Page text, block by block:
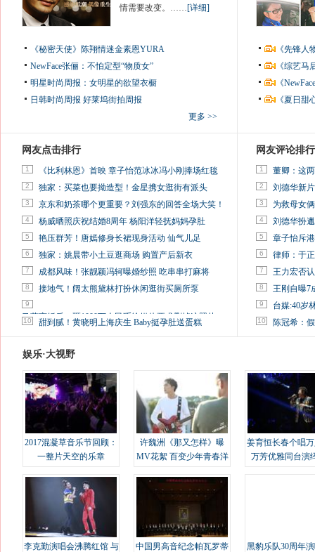
情需要改变。……[详细]
《秘密天使》陈翔情迷金素恩YURA
NewFace张俪：不怕定型“物质女”
明星时尚周报：女明星的欲望衣橱
日韩时尚周报 好莱坞街拍周报
更多 >>
《先锋
《综艺
《
《夏日
网友点击排行
1 《比利林恩》首映 章子怡范冰冰冯小刚捧场红毯
2 独家：买菜也要拗造型！金星携女逛街有派头
3 京东和奶茶哪个更重要？刘强东的回答全场大笑！
4 杨威晒照庆祝结婚8周年 杨阳洋轻抚妈妈孕肚
5 艳压群芳！唐嫣修身长裙现身活动 仙气儿足
6 独家：姚晨带小土豆逛商场 购置产后新衣
7 成都风味！张靓颖冯轲曝婚纱照 吃串串打麻将
8 接地气！阔太熊黛林打扮休闲逛街买厕所泵
9
马蓉离婚后，砸1000万人民币给媒体要求删掉这照片
10 甜到腻！黄晓明上海庆生 Baby挺孕肚送蛋糕
网友评论排行
1 董卿：这
2 刘德华新
3 为救母女
4 刘德华扮
5 章子怡斥
6 律师：于
7 王力宏否
8 王刚自曝7
9 台媒:40岁
10 陈冠希：
娱乐·大视野
2017混凝草音乐节回顾：
一整片天空的乐章
许魏洲《那又怎样》曝
MV花絮 百变少年青春洋
姜育恒长春个唱
万芳优雅同台演
李克勤演唱会沸腾红馆 与
中国男高音纪念帕瓦罗蒂
黑豹乐队30周年